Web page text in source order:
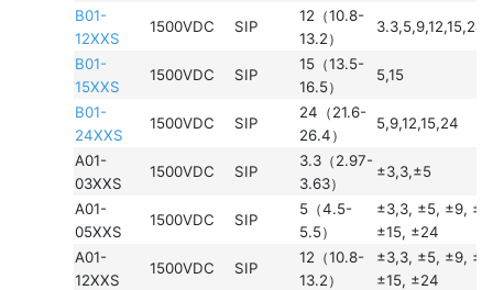
B01-
12XXS
1500VDC SIP
12（10.8-
13.2）
3.3,5,9,12,15,24
B01-
15XXS
1500VDC SIP
15（13.5-
16.5）
5,15
B01-
24XXS
1500VDC SIP
24（21.6-
26.4）
5,9,12,15,24
A01-
03XXS
1500VDC SIP
3.3（2.97-
3.63）
±3,3,±5
A01-
05XXS
1500VDC SIP
5（4.5-
5.5）
±3,3, ±5, ±9,
±15, ±24
A01-
12XXS
1500VDC SIP
12（10.8-
13.2）
±3,3, ±5, ±9,
±15, ±24